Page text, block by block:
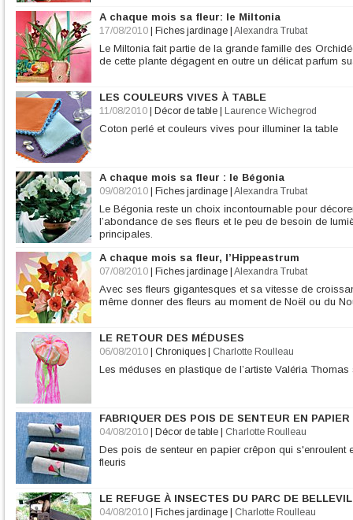
A chaque mois sa fleur: le Miltonia
17/08/2010 Fiches jardinage Alexandra Trubat
Le Miltonia fait partie de la grande famille des
de cette plante dégagent en outre un délicat parfum
LES COULEURS VIVES À TABLE
11/08/2010 Décor de table Laurence Wichegrod
Coton perlé et couleurs vives pour illuminer la table
A chaque mois sa fleur : le Bégonia
09/08/2010 Fiches jardinage Alexandra Trubat
Le Bégonia reste un choix incontournable pour
l’abondance de ses fleurs et le peu de besoin de
principales.
A chaque mois sa fleur, l’Hippeastrum
07/08/2010 Fiches jardinage Alexandra Trubat
Avec ses fleurs gigantesques et sa vitesse de
même donner des fleurs au moment de Noël ou du
LE RETOUR DES MÉDUSES
06/08/2010 Chroniques Charlotte Roulleau
Les méduses en plastique de l’artiste Valéria
FABRIQUER DES POIS DE SENTEUR EN PAPIER
04/08/2010 Décor de table Charlotte Roulleau
Des pois de senteur en papier crêpon qui s'enroulent
fleuris
LE REFUGE À INSECTES DU PARC DE
04/08/2010 Fiches jardinage Charlotte Roulleau